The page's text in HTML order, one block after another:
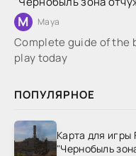
M Maya
Complete guide of the
play today
ПОПУЛЯРНОЕ
Карта для игры
"Чернобыль